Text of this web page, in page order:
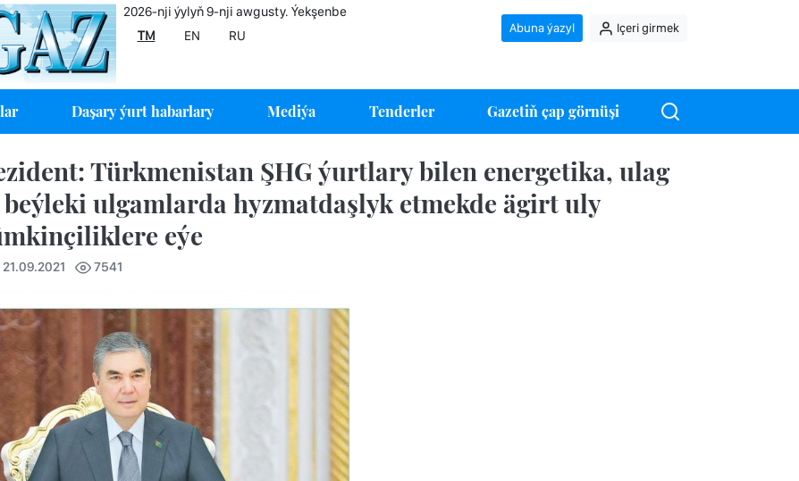
2026-nji ýylyň 9-nji awgusty. Ýekşenbe
TM
EN RU
Abuna ýazyl Içeri girmek
Daşary ýurt habarlary Mediýa Tenderler Gazetiň çap görnüşi
Türkmenistan ŞHG ýurtlary bilen energetika, ulag
beýleki ulgamlarda hyzmatdaşlyk etmekde ägirt uly
eýe
7541